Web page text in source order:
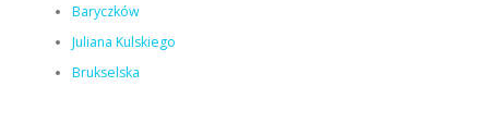
Baryczków
Juliana Kulskiego
Brukselska